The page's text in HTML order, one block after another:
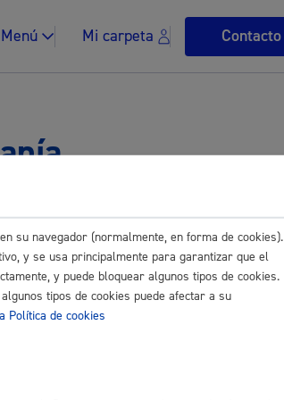
Menú Mi carpeta Contacto
Impuestos y multas
Vivienda y urbanismo
Buscar
certificado electrónico
su navegador (normalmente, en forma de cookies).
y se usa principalmente para garantizar que el
y puede bloquear algunos tipos de cookies.
tipos de cookies puede afectar a su
Política de cookies